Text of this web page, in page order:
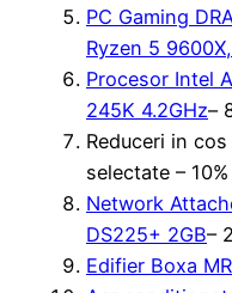
PC Gaming
Ryzen 5
Procesor Intel
245K 4.2GHz–
Reduceri in
selectate –
Network
DS225+ 2GB–
Edifier Boxa